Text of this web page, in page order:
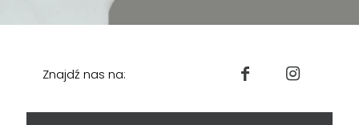
Znajdź nas na: